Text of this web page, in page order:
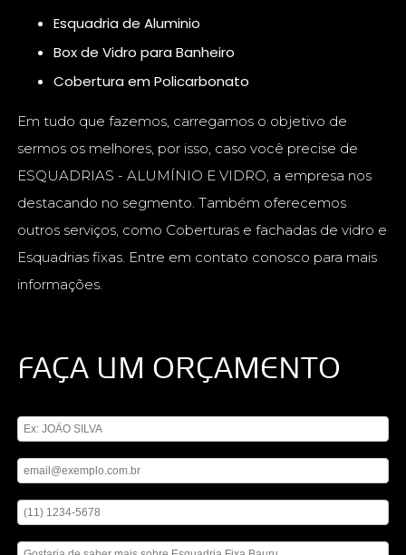
Esquadria de Aluminio
Box de Vidro para Banheiro
Cobertura em Policarbonato
Em tudo que fazemos, carregamos o objetivo de
sermos os melhores, por isso, caso você precise de
ESQUADRIAS - ALUMÍNIO E VIDRO, a empresa nos
destacando no segmento. Também oferecemos
outros serviços, como Coberturas e fachadas de vidro e
Esquadrias fixas. Entre em contato conosco para mais
informações.
FAÇA UM ORÇAMENTO